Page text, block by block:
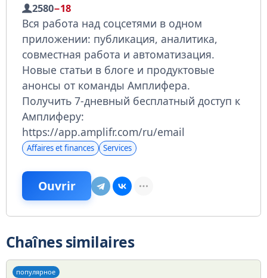
2580−18
Вся работа над соцсетями в одном
приложении: публикация, аналитика,
совместная работа и автоматизация.
Новые статьи в блоге и продуктовые
анонсы от команды Амплифера.
Получить 7-дневный бесплатный доступ к
Амплиферу:
https://app.amplifr.com/ru/email
Affaires et finances Services
Ouvrir
Chaînes similaires
популярное